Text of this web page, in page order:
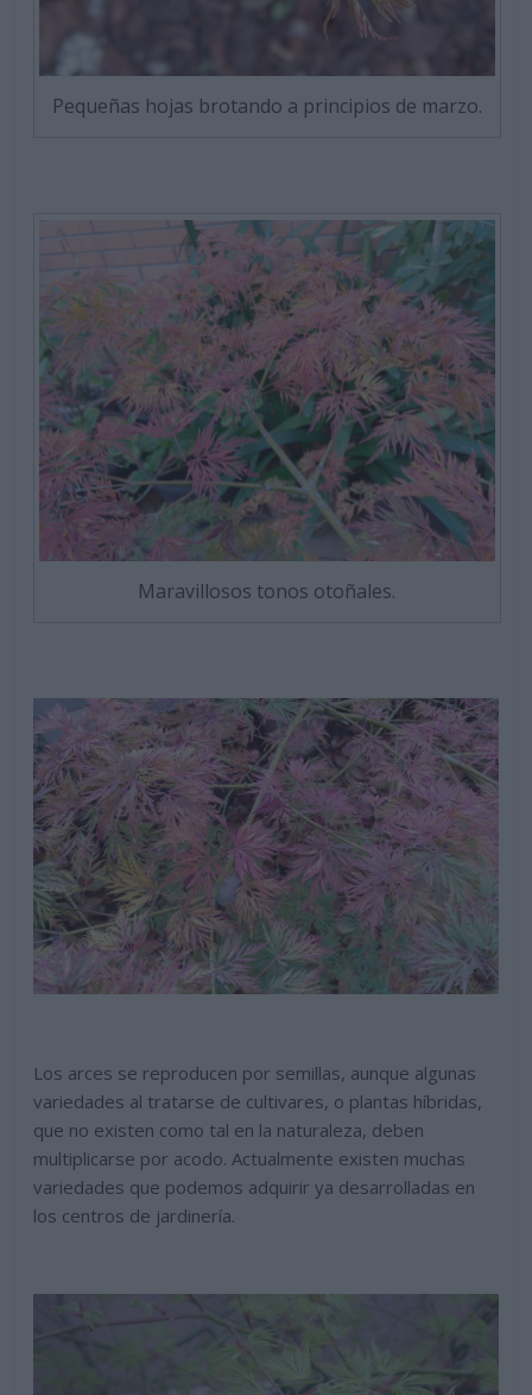
Pequeñas hojas brotando a principios de marzo.
Maravillosos tonos otoñales.
Los arces se reproducen por semillas, aunque algunas
variedades al tratarse de cultivares, o plantas híbridas,
que no existen como tal en la naturaleza, deben
multiplicarse por acodo. Actualmente existen muchas
variedades que podemos adquirir ya desarrolladas en
los centros de jardinería.